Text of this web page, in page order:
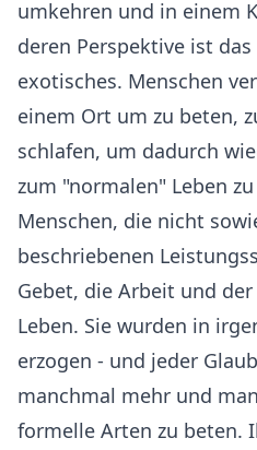
umkehren und in einem
deren Perspektive ist
exotisches. Menschen
einem Ort um zu beten,
schlafen, um dadurch
zum "normalen" Leben
Menschen, die nicht
beschriebenen
Gebet, die Arbeit und
Leben. Sie wurden in
erzogen - und jeder
manchmal mehr und
formelle Arten zu beten.